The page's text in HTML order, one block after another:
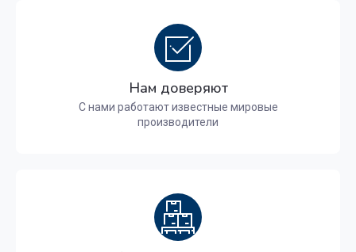
Нам доверяют
С нами работают известные мировые
производители